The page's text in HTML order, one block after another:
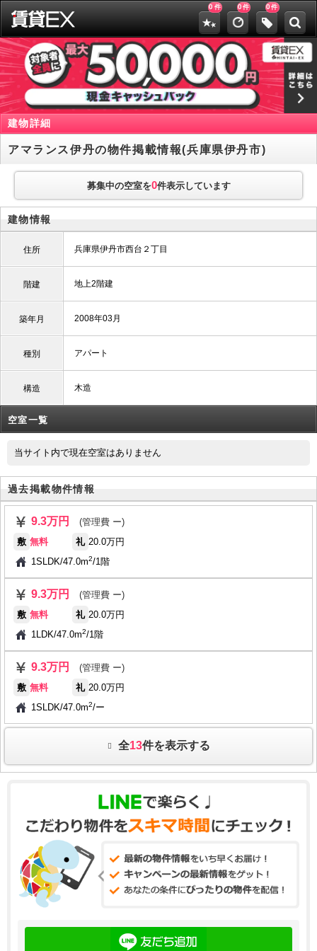
0 件 0件 0件
建物詳細
アマランス伊丹の物件掲載情報(兵庫県伊丹市)
募集中の空室を0件表示しています
建物情報
住所 兵庫県伊丹市西台２丁目
階建 地上2階建
築年月 2008年03月
種別 アパート
構造 木造
空室一覧
当サイト内で現在空室はありません
過去掲載物件情報
9.3万円
(管理費 ー)
敷 無料 礼 20.0万円
1SLDK/47.0m2/1階
9.3万円
(管理費 ー)
敷 無料 礼 20.0万円
1LDK/47.0m2/1階
9.3万円
(管理費 ー)
敷 無料 礼 20.0万円
1SLDK/47.0m2/ー
全13件を表示する